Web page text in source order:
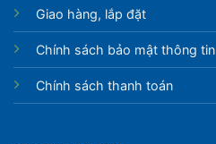
Giao hàng, lắp đặt
Chính sách bảo mật thông tin
Chính sách thanh toán